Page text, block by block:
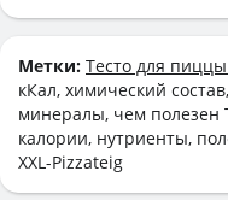
Метки: Тесто для
кКал, химический
минералы, чем полезен
калории, нутриенты,
XXL-Pizzateig